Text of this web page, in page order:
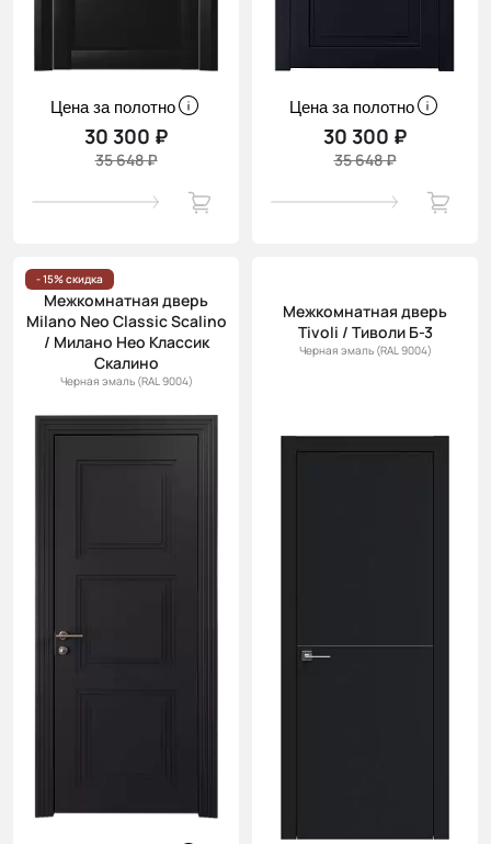
Цена за полотно
30 300 ₽
35 648 ₽
Цена за полотно
30 300 ₽
35 648 ₽
- 15% скидка
Межкомнатная дверь
Milano Neo Classic Scalino
/ Милано Нео Классик
Скалино
Черная эмаль (RAL 9004)
Межкомнатная дверь
Tivoli / Тиволи Б-3
Черная эмаль (RAL 9004)